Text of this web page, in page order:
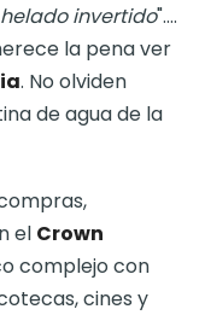
invertido"....
la pena ver
. No olviden
de agua de la
el Crown
complejo con
cines y